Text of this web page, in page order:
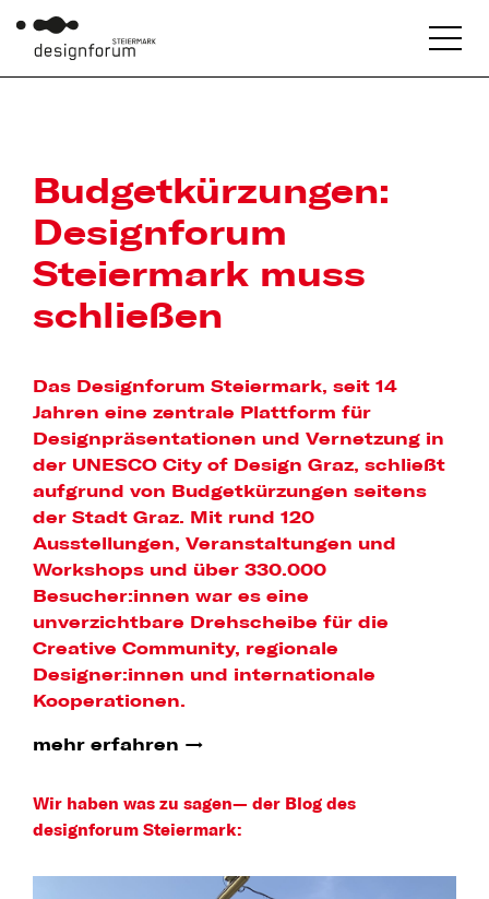
Budgetkürzungen:
Designforum
Steiermark muss
schließen
Das Designforum Steiermark, seit 14
Jahren eine zentrale Plattform für
Designpräsentationen und Vernetzung in
der UNESCO City of Design Graz, schließt
aufgrund von Budgetkürzungen seitens
der Stadt Graz. Mit rund 120
Ausstellungen, Veranstaltungen und
Workshops und über 330.000
Besucher:innen war es eine
unverzichtbare Drehscheibe für die
Creative Community, regionale
Designer:innen und internationale
Kooperationen.
mehr erfahren
Wir haben was zu sagen— der Blog des
designforum Steiermark: